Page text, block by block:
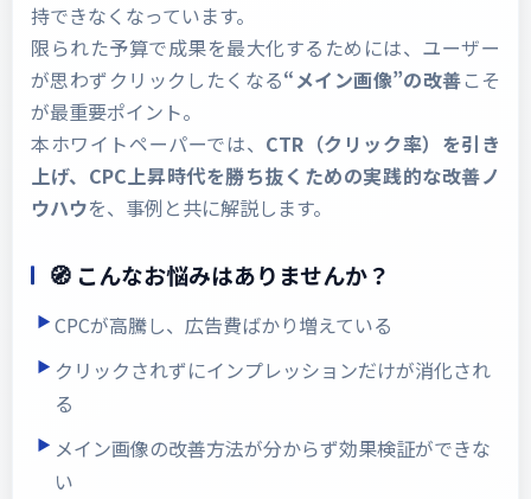
持できなくなっています。
限られた予算で成果を最大化するためには、ユーザー
が思わずクリックしたくなる“メイン画像”の改善こそ
が最重要ポイント。
本ホワイトペーパーでは、 CTR（クリック率）を引き
上げ、CPC上昇時代を勝ち抜くための実践的な改善ノ
ウハウを、事例と共に解説します。
🧭 こんなお悩みはありませんか？
CPCが高騰し、広告費ばかり増えている
クリックされずにインプレッションだけが消化され
る
メイン画像の改善方法が分からず効果検証ができな
い